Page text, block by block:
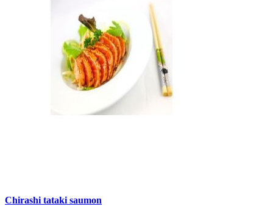
Chirashi tataki saumon